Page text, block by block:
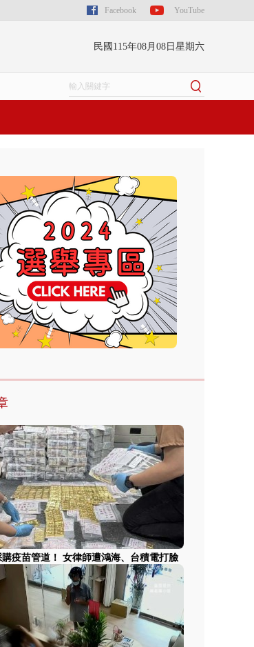
Facebook YouTube
民國115年08月08日星期六
購疫苗管道！ 女律師遭鴻海、台積電打臉